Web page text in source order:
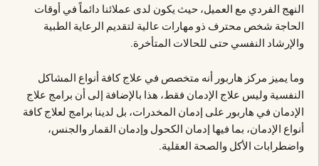
النهج الفردي مع العميل، حيث يكون لدى عملائنا دائماً في أوقات
الحاجة شخص محترف ذو مهارات عالية لتقديم الرعاية الطبية
والإرشاد النفسي حتى للحالات المتأخرة.
وما يميز مركز هاربور أنه متخصص في علاج كافة أنواع المشاكل
النفسية وليس علاج الإدمان فقط، هذا بالإضافة إلى أن برامج علاج
الإدمان في هاربور على إدمان المخدرات، بل لدينا برامج لعلاج كافة
أنواع الإدمان، بما فيها إدمان الكحول وإدمان القمار والجنس،
واضطرابات الأكل والصحة العقلية.